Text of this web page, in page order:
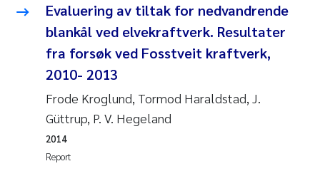
Maeve McGovern
Anastasia Georgantzopoulou
Veronica Sæther Eftevåg
Odd Arne Segtnan Skogan
Evaluering av tiltak for nedvandrende
blankål ved elvekraftverk. Resultater
fra forsøk ved Fosstveit kraftverk,
2010- 2013
Frode Kroglund, Tormod Haraldstad, J.
Güttrup, P. V. Hegeland
Report
2014